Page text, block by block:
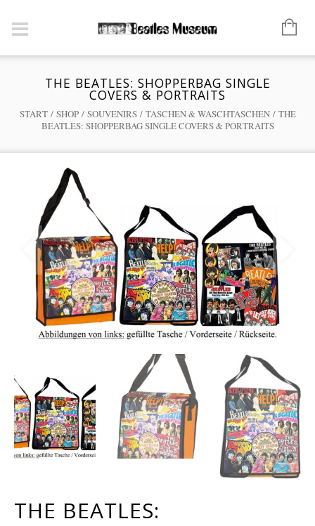
THE BEATLES: SHOPPERBAG SINGLE
COVERS & PORTRAITS
START/ SHOP/ SOUVENIRS/ TASCHEN & WASCHTASCHEN/ THE
BEATLES: SHOPPERBAG SINGLE COVERS & PORTRAITS
THE BEATLES: